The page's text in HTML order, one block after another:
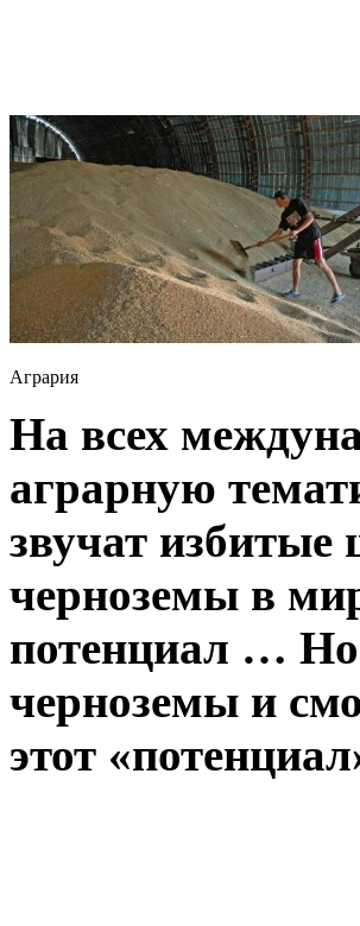
Агрария
На всех
аграрную
звучат
черноземы в
потенциал …
черноземы и
этот